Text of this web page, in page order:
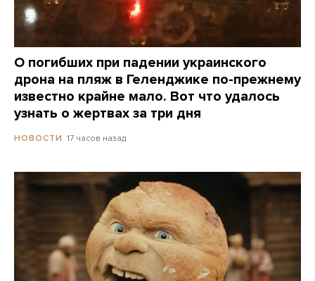
О погибших при падении украинского
дрона на пляж в Геленджике по-прежнему
известно крайне мало. Вот что удалось
узнать о жертвах за три дня
НОВОСТИ 17 часов назад